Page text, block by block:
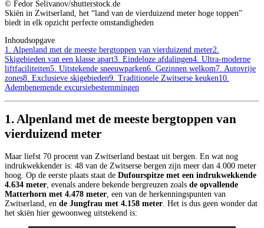
© Fedor Selivanov/shutterstock.de
Skiën in Zwitserland, het “land van de vierduizend meter hoge toppen”
biedt in elk opzicht perfecte omstandigheden
Inhoudsopgave
1. Alpenland met de meeste bergtoppen van vierduizend meter2.
Skigebieden van een klasse apart3. Eindeloze afdalingen4. Ultra-moderne
liftfaciliteiten5. Uitstekende sneeuwparken6. Gezinnen welkom7. Autovrije
zones8. Exclusieve skigebieden9. Traditionele Zwitserse keuken10.
Adembenemende excursiebestemmingen
1. Alpenland met de meeste bergtoppen van
vierduizend meter
Maar liefst 70 procent van Zwitserland bestaat uit bergen. En wat nog
indrukwekkender is: 48 van de Zwitserse bergen zijn meer dan 4.000 meter
hoog. Op de eerste plaats staat de Dufourspitze met een indrukwekkende
4.634 meter , evenals andere bekende bergreuzen zoals de opvallende
Matterhorn met 4.478 meter , een van de herkenningspunten van
Zwitserland, en de Jungfrau met 4.158 meter . Het is dus geen wonder dat
het skiën hier gewoonweg uitstekend is: